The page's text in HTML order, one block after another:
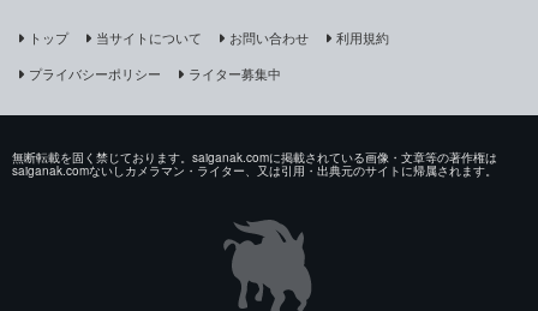
トップ 当サイトについて お問い合わせ
利用規約
プライバシーポリシー
ライター募集中
無断転載を固く禁じております。saiganak.comに掲載されている画像・文章等の著作権は
saiganak.comないしカメラマン・ライター、又は引用・出典元のサイトに帰属されます。